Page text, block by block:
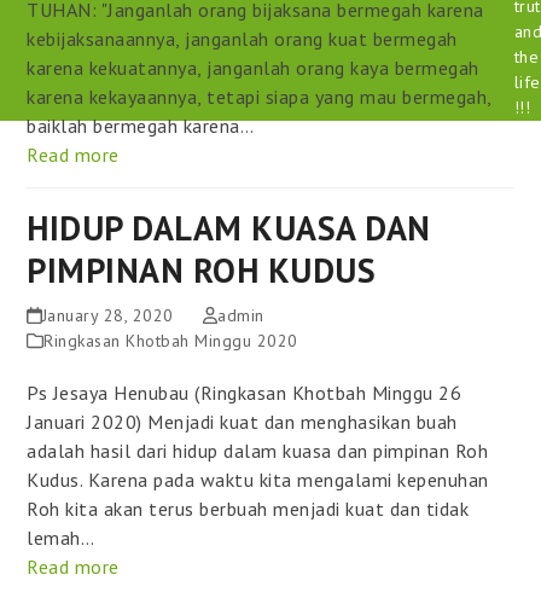
TUHAN: "Janganlah orang bijaksana bermegah karena
kebijaksanaannya, janganlah orang kuat bermegah
karena kekuatannya, janganlah orang kaya bermegah
karena kekayaannya, tetapi siapa yang mau bermegah,
baiklah bermegah karena…
Read more
HIDUP DALAM KUASA DAN
PIMPINAN ROH KUDUS
January 28, 2020
admin
Ringkasan Khotbah Minggu 2020
Ps Jesaya Henubau (Ringkasan Khotbah Minggu 26
Januari 2020) Menjadi kuat dan menghasikan buah
adalah hasil dari hidup dalam kuasa dan pimpinan Roh
Kudus. Karena pada waktu kita mengalami kepenuhan
Roh kita akan terus berbuah menjadi kuat dan tidak
lemah…
Read more
the
life
!!!